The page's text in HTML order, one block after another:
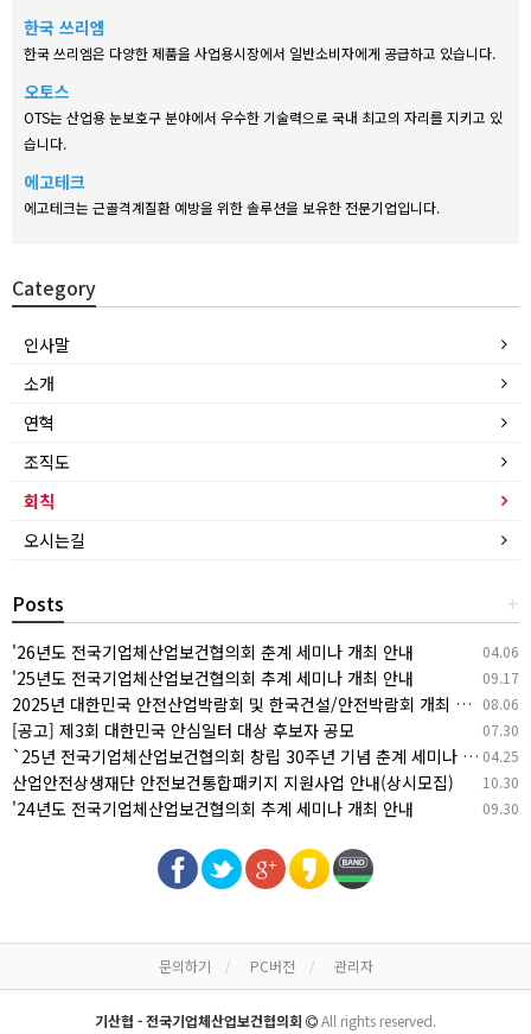
한국 쓰리엠
한국 쓰리엠은 다양한 제품을 사업용시장에서 일반소비자에게 공급하고 있습니다.
오토스
OTS는 산업용 눈보호구 분야에서 우수한 기술력으로 국내 최고의 자리를 지키고 있
습니다.
에고테크
에고테크는 근골격계질환 예방을 위한 솔루션을 보유한 전문기업입니다.
Category
인사말
소개
연혁
조직도
회칙
오시는길
+
Posts
04.06
'26년도 전국기업체산업보건협의회 춘계 세미나 개최 안내
09.17
'25년도 전국기업체산업보건협의회 추계 세미나 개최 안내
08.06
2025년 대한민국 안전산업박람회 및 한국건설/안전박람회 개최 안내
07.30
[공고] 제3회 대한민국 안심일터 대상 후보자 공모
04.25
`25년 전국기업체산업보건협의회 창립 30주년 기념 춘계 세미나 개최 안내
10.30
산업안전상생재단 안전보건통합패키지 지원사업 안내(상시모집)
09.30
'24년도 전국기업체산업보건협의회 추계 세미나 개최 안내
문의하기 PC버전 관리자
기산협 - 전국기업체산업보건협의회 All rights reserved.